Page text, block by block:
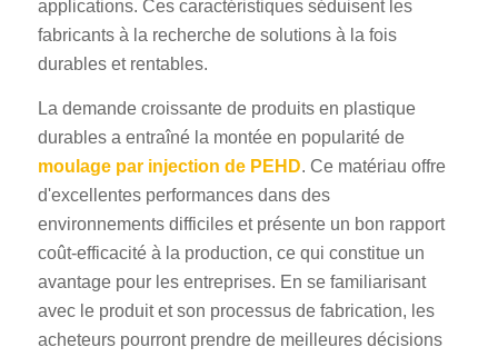
applications. Ces caractéristiques séduisent les
fabricants à la recherche de solutions à la fois
durables et rentables.
La demande croissante de produits en plastique
durables a entraîné la montée en popularité de
moulage par injection de PEHD. Ce matériau offre
d'excellentes performances dans des
environnements difficiles et présente un bon rapport
coût-efficacité à la production, ce qui constitue un
avantage pour les entreprises. En se familiarisant
avec le produit et son processus de fabrication, les
acheteurs pourront prendre de meilleures décisions